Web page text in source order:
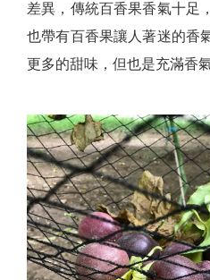
差異，傳統百香果香氣十足
也帶有百香果讓人著迷的香
更多的甜味，但也是充滿香氣